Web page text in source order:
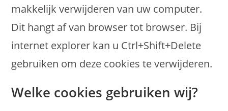
makkelijk verwijderen van uw computer.
Dit hangt af van browser tot browser. Bij
internet explorer kan u Ctrl+Shift+Delete
gebruiken om deze cookies te verwijderen.
Welke cookies gebruiken wij?